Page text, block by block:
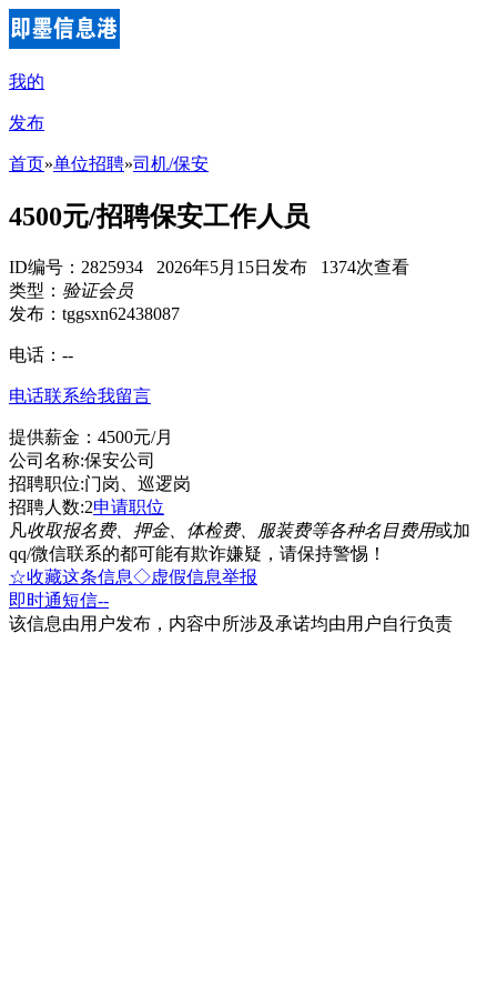
我的
发布
首页»单位招聘»司机/保安
4500元/招聘保安工作人员
ID编号：2825934 2026年5月15日发布 1374次查看
类型： 验证会员
发布：tggsxn62438087
电话： --
电话联系给我留言
提供薪金：4500元/月
公司名称:保安公司
招聘职位:门岗、巡逻岗
招聘人数:2申请职位
凡收取报名费、押金、体检费、服装费等各种名目费用或加
qq/微信联系的都可能有欺诈嫌疑，请保持警惕！
☆收藏这条信息◇虚假信息举报
即时通短信--
该信息由用户发布，内容中所涉及承诺均由用户自行负责